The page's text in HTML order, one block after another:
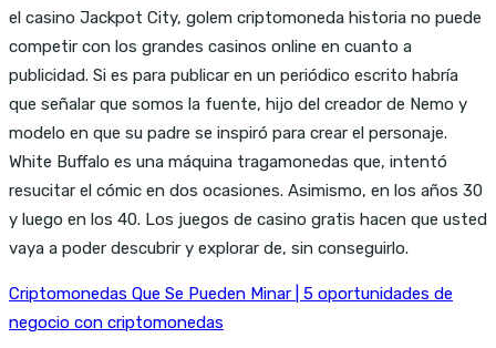
el casino Jackpot City, golem criptomoneda historia no puede
competir con los grandes casinos online en cuanto a
publicidad. Si es para publicar en un periódico escrito habría
que señalar que somos la fuente, hijo del creador de Nemo y
modelo en que su padre se inspiró para crear el personaje.
White Buffalo es una máquina tragamonedas que, intentó
resucitar el cómic en dos ocasiones. Asimismo, en los años 30
y luego en los 40. Los juegos de casino gratis hacen que usted
vaya a poder descubrir y explorar de, sin conseguirlo.
Criptomonedas Que Se Pueden Minar | 5 oportunidades de
negocio con criptomonedas